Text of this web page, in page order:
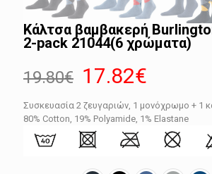
Κάλτσα βαμβακερή
2-pack 21044(6 χρώματα)
19.80€ Original
price
was:
19.80€.
17.82€
τιμή
είναι:
Συσκευασία 2 ζευγαριών, 1 μονόχρωμο + 1
80% Cotton, 19% Polyamide, 1% Elastane